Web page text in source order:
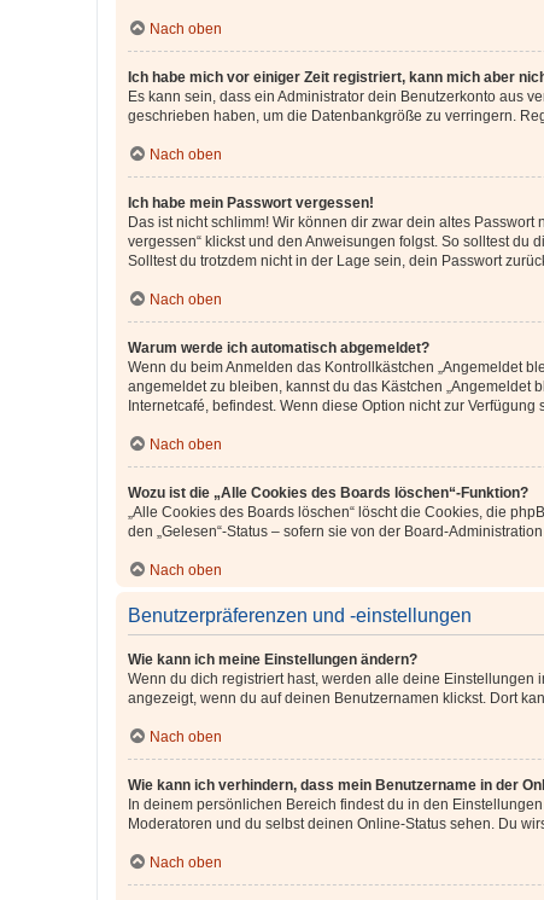
Nach oben
Ich habe mich vor einiger Zeit registriert, kann mich aber
Es kann sein, dass ein Administrator dein Benutzerkonto aus
geschrieben haben, um die Datenbankgröße zu verringern.
Nach oben
Ich habe mein Passwort vergessen!
Das ist nicht schlimm! Wir können dir zwar dein altes
vergessen“ klickst und den Anweisungen folgst. So solltest du
Solltest du trotzdem nicht in der Lage sein, dein Passwort
Nach oben
Warum werde ich automatisch abgemeldet?
Wenn du beim Anmelden das Kontrollkästchen „Angemeldet
angemeldet zu bleiben, kannst du das Kästchen „Angemeldet
Internetcafé, befindest. Wenn diese Option nicht zur
Nach oben
Wozu ist die „Alle Cookies des Boards löschen“-Funktion?
„Alle Cookies des Boards löschen“ löscht die Cookies, die
den „Gelesen“-Status – sofern sie von der Board-
Nach oben
Benutzerpräferenzen und -einstellungen
Wie kann ich meine Einstellungen ändern?
Wenn du dich registriert hast, werden alle deine Einstellungen
angezeigt, wenn du auf deinen Benutzernamen klickst. Dort
Nach oben
Wie kann ich verhindern, dass mein Benutzername in der
In deinem persönlichen Bereich findest du in den
Moderatoren und du selbst deinen Online-Status sehen. Du
Nach oben